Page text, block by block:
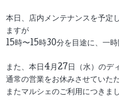
本日、店内メンテナンスを予定
ますが
15時〜15時30分を目途に、一時
また、本日4月27日（水）のデ
通常の営業をお休みさせていた
またマルシェのご利用につきま